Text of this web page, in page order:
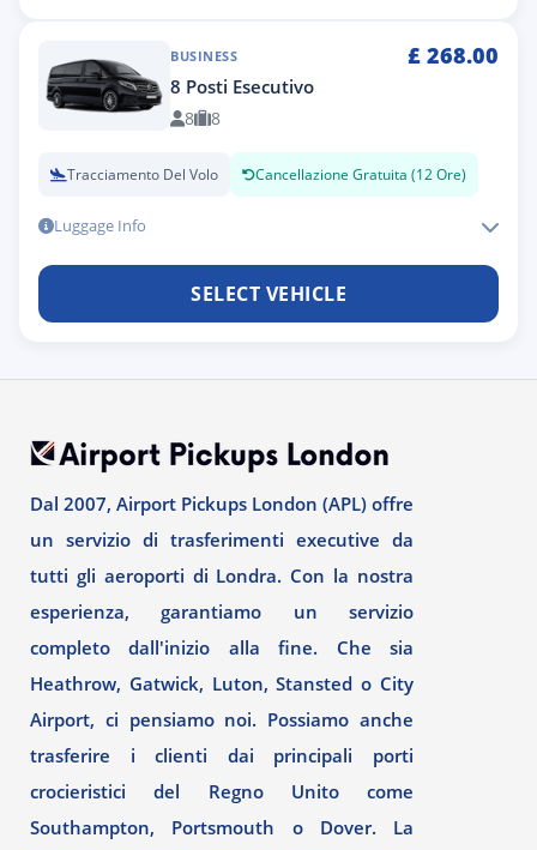
BUSINESS £ 268.00
8 Posti Esecutivo
8 8
Tracciamento Del Volo Cancellazione Gratuita (12 Ore)
Luggage Info
SELECT VEHICLE
Dal 2007, Airport Pickups London (APL) offre
un servizio di trasferimenti executive da
tutti gli aeroporti di Londra. Con la nostra
esperienza, garantiamo un servizio
completo dall'inizio alla fine. Che sia
Heathrow, Gatwick, Luton, Stansted o City
Airport, ci pensiamo noi. Possiamo anche
trasferire i clienti dai principali porti
crocieristici del Regno Unito come
Southampton, Portsmouth o Dover. La